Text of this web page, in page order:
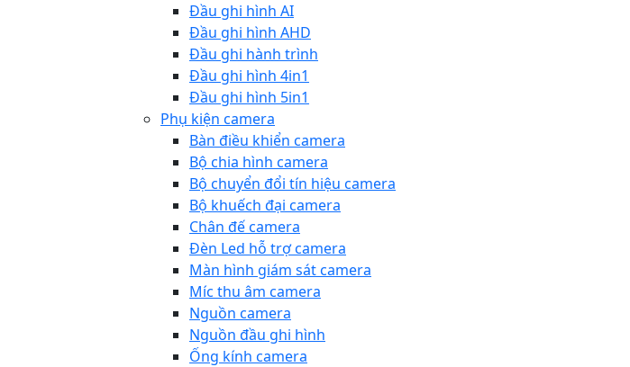
Đầu ghi hình AI
Đầu ghi hình AHD
Đầu ghi hành trình
Đầu ghi hình 4in1
Đầu ghi hình 5in1
Phụ kiện camera
Bàn điều khiển camera
Bộ chia hình camera
Bộ chuyển đổi tín hiệu camera
Bộ khuếch đại camera
Chân đế camera
Đèn Led hỗ trợ camera
Màn hình giám sát camera
Míc thu âm camera
Nguồn camera
Nguồn đầu ghi hình
Ống kính camera